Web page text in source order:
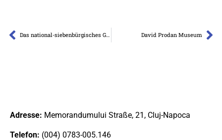
Das national-siebenbürgisches Geschichtemuseum David Prodan Museum
Adresse: Memorandumului Straße, 21, Cluj-Napoca
Telefon: (004) 0783-005.146